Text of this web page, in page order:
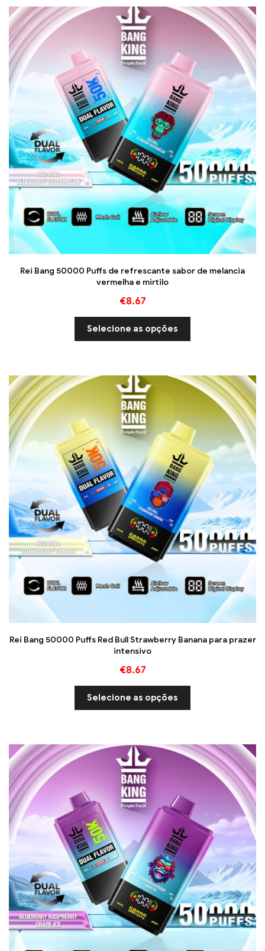
Rei Bang 50000 Puffs de refrescante sabor de melancia
vermelha e mirtilo
€8.67
Selecione as opções
Rei Bang 50000 Puffs Red Bull Strawberry Banana para prazer
intensivo
€8.67
Selecione as opções